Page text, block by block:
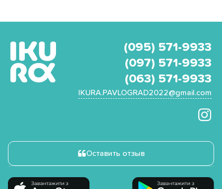
(095) 571-9933
(097) 571-9933
(063) 571-9933
IKURA.PAVLOGRAD2022@gmail.com
Оставить отзыв